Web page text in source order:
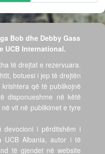
Bob dhe Debby Gass
UCB International.
të drejtat e rezervuara.
botuesi i jep të drejtën
që të publikojnë
disponueshme në këtë
vit në publikimet e tyre
devocioni i përditshëm i
UCB Albania, autor i të
të gjendet në website